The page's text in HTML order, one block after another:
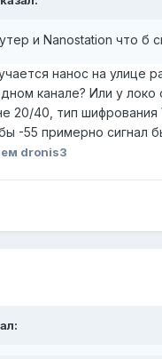
и Nanostation что б
нанос на улице
канале? Или у
20/40, тип
-55 примерно сигнал
dronis3